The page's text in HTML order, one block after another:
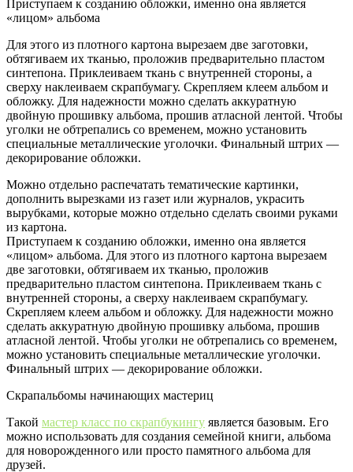
Приступаем к созданию обложки, именно она является
«лицом» альбома
Для этого из плотного картона вырезаем две заготовки,
обтягиваем их тканью, проложив предварительно пластом
синтепона. Приклеиваем ткань с внутренней стороны, а
сверху наклеиваем скрапбумагу. Скрепляем клеем альбом и
обложку. Для надежности можно сделать аккуратную
двойную прошивку альбома, прошив атласной лентой. Чтобы
уголки не обтрепались со временем, можно установить
специальные металлические уголочки. Финальный штрих —
декорирование обложки.
Можно отдельно распечатать тематические картинки,
дополнить вырезками из газет или журналов, украсить
вырубками, которые можно отдельно сделать своими руками
из картона.
Приступаем к созданию обложки, именно она является
«лицом» альбома. Для этого из плотного картона вырезаем
две заготовки, обтягиваем их тканью, проложив
предварительно пластом синтепона. Приклеиваем ткань с
внутренней стороны, а сверху наклеиваем скрапбумагу.
Скрепляем клеем альбом и обложку. Для надежности можно
сделать аккуратную двойную прошивку альбома, прошив
атласной лентой. Чтобы уголки не обтрепались со временем,
можно установить специальные металлические уголочки.
Финальный штрих — декорирование обложки.
Скрапальбомы начинающих мастериц
Такой мастер класс по скрапбукингу является базовым. Его
можно использовать для создания семейной книги, альбома
для новорожденного или просто памятного альбома для
друзей.